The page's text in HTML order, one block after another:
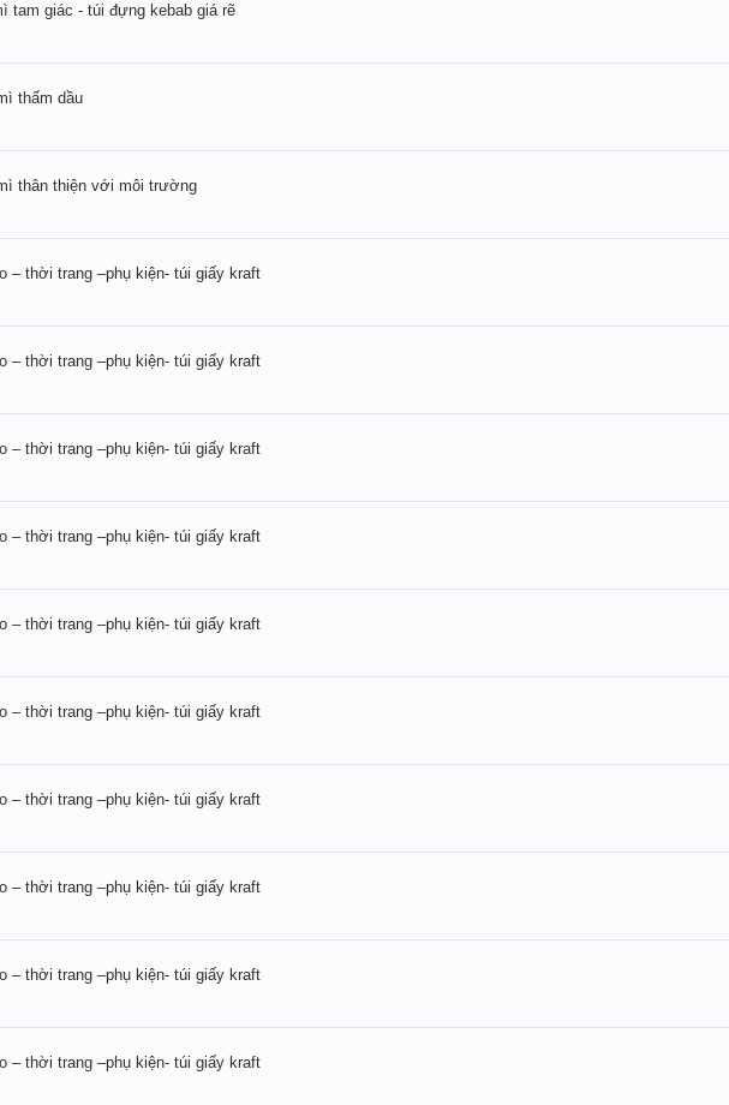
tam giác - túi đựng kebab giá rẽ
thấm dầu
thân thiện với môi trường
– thời trang –phụ kiện- túi giấy kraft
– thời trang –phụ kiện- túi giấy kraft
– thời trang –phụ kiện- túi giấy kraft
– thời trang –phụ kiện- túi giấy kraft
– thời trang –phụ kiện- túi giấy kraft
– thời trang –phụ kiện- túi giấy kraft
– thời trang –phụ kiện- túi giấy kraft
– thời trang –phụ kiện- túi giấy kraft
– thời trang –phụ kiện- túi giấy kraft
– thời trang –phụ kiện- túi giấy kraft